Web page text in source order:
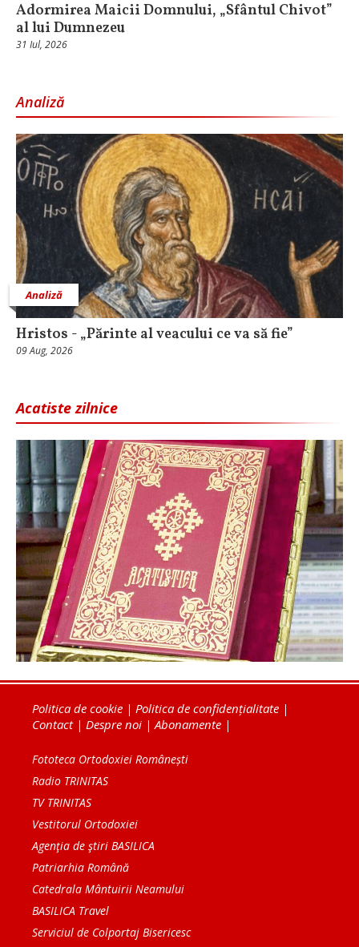
Adormirea Maicii Domnului, „Sfântul Chivot”
al lui Dumnezeu
31 Iul, 2026
Analiză
Analiză
Hristos - „Părinte al veacului ce va să fie”
09 Aug, 2026
Acatiste zilnice
Politica de cookie | Politica de confidențialitate |
Contact| Despre noi | Abonamente |
Fototeca Ortodoxiei Românești
Radio TRINITAS
TV TRINITAS
Vestitorul Ortodoxiei
Agenţia de ştiri BASILICA
Patriarhia Română
Catedrala Mântuirii Neamului
BASILICA Travel
Serviciul de Colportaj Bisericesc